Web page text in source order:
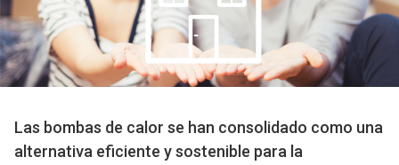
Las bombas de calor se han consolidado como una
alternativa eficiente y sostenible para la